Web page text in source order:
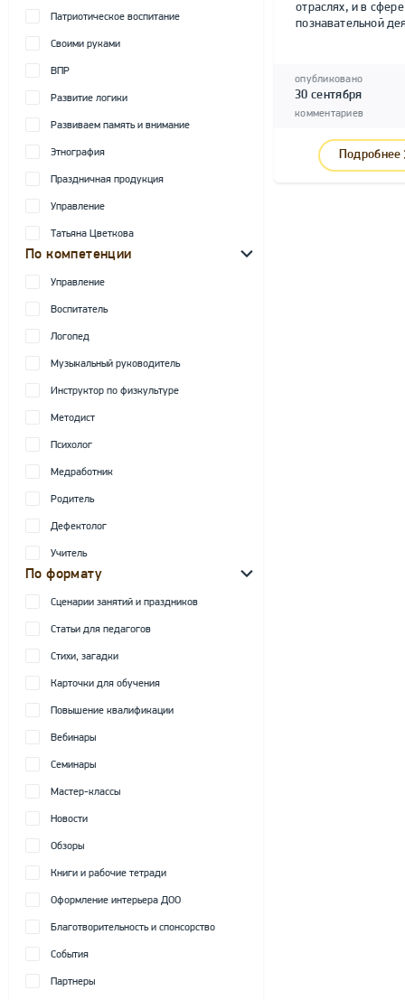
Патриотическое воспитание
Своими руками
ВПР
Развитие логики
Развиваем память и внимание
Этнография
Праздничная продукция
Управление
Татьяна Цветкова
По компетенции
Управление
Воспитатель
Логопед
Музыкальный руководитель
Инструктор по физкультуре
Методист
Психолог
Медработник
Родитель
Дефектолог
Учитель
По формату
Сценарии занятий и праздников
Статьи для педагогов
Стихи, загадки
Карточки для обучения
Повышение квалификации
Вебинары
Семинары
Мастер-классы
Новости
Обзоры
Книги и рабочие тетради
Оформление интерьера ДОО
Благотворительность и спонсорство
События
Партнеры
отраслях, и в сфере
познавательной
опубликовано
30 сентября
комментариев
Подробнее